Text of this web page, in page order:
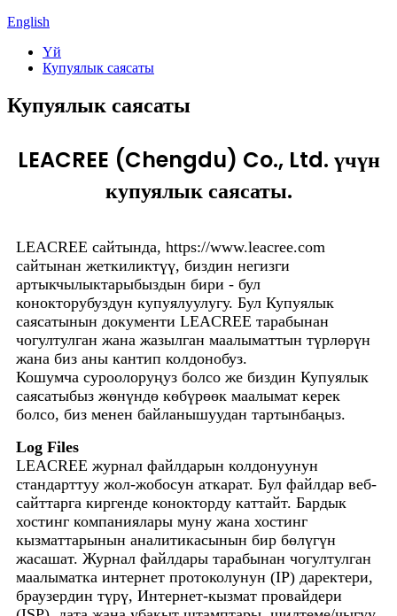
English
Үй
Купуялык саясаты
Купуялык саясаты
LEACREE (Chengdu) Co., Ltd. үчүн
купуялык саясаты.
LEACREE сайтында, https://www.leacree.com
сайтынан жеткиликтүү, биздин негизги
артыкчылыктарыбыздын бири - бул
конокторубуздун купуялуулугу. Бул Купуялык
саясатынын документи LEACREE тарабынан
чогултулган жана жазылган маалыматтын түрлөрүн
жана биз аны кантип колдонобуз.
Кошумча суроолоруңуз болсо же биздин Купуялык
саясатыбыз жөнүндө көбүрөөк маалымат керек
болсо, биз менен байланышуудан тартынбаңыз.
Log Files
LEACREE журнал файлдарын колдонуунун
стандарттуу жол-жобосун аткарат. Бул файлдар веб-
сайттарга киргенде конокторду каттайт. Бардык
хостинг компаниялары муну жана хостинг
кызматтарынын аналитикасынын бир бөлүгүн
жасашат. Журнал файлдары тарабынан чогултулган
маалыматка интернет протоколунун (IP) даректери,
браузердин түрү, Интернет-кызмат провайдери